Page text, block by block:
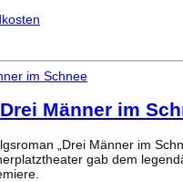
Männer im
„Drei Männer im
gab dem